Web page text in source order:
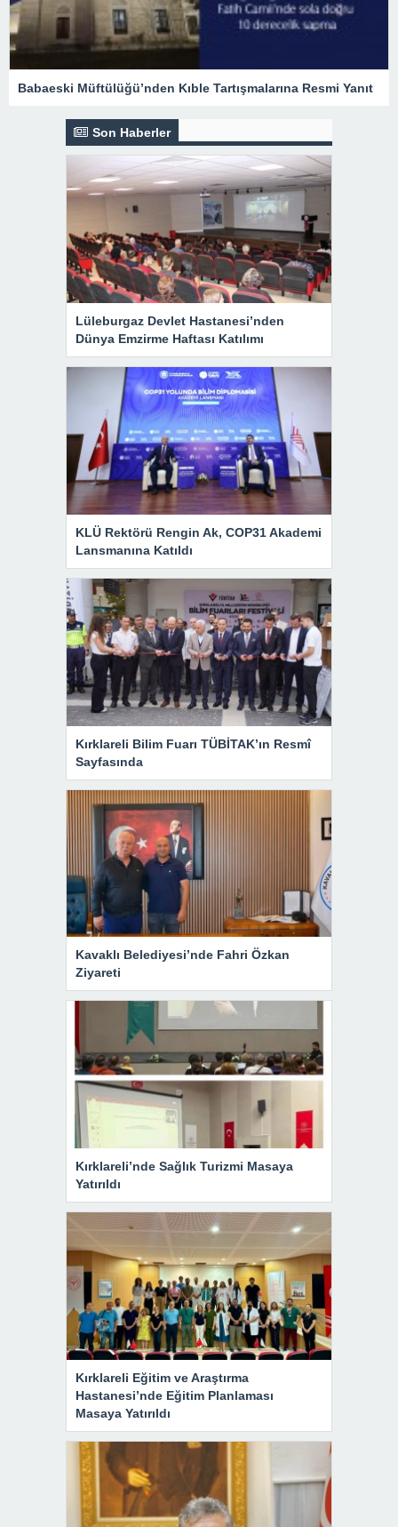
Babaeski Müftülüğü’nden Kıble Tartışmalarına Resmi Yanıt
Son Haberler
Lüleburgaz Devlet Hastanesi’nden
Dünya Emzirme Haftası Katılımı
KLÜ Rektörü Rengin Ak, COP31 Akademi
Lansmanına Katıldı
Kırklareli Bilim Fuarı TÜBİTAK’ın Resmî
Sayfasında
Kavaklı Belediyesi’nde Fahri Özkan
Ziyareti
Kırklareli’nde Sağlık Turizmi Masaya
Yatırıldı
Kırklareli Eğitim ve Araştırma
Hastanesi’nde Eğitim Planlaması
Masaya Yatırıldı